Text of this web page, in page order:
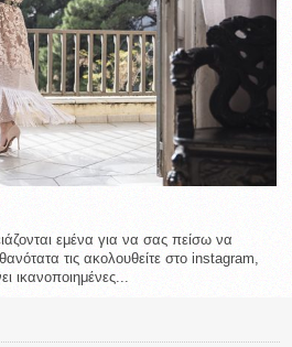
εμένα για να σας πείσω να
τις ακολουθείτε στο instagram,
ικανοποιημένες...